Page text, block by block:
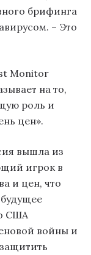
брифинга
– Это
Monitor
на то,
роль и
цен».
вышла из
игрок в
и цен, что
США
войны и